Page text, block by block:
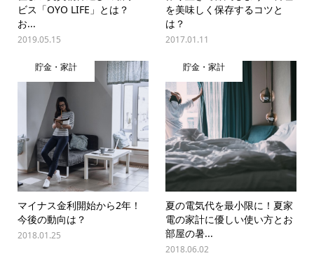
ビス「OYO LIFE」とは？
お...
2019.05.15
を美味しく保存するコツと
は？
2017.01.11
貯金・家計
マイナス金利開始から2年！
今後の動向は？
2018.01.25
貯金・家計
夏の電気代を最小限に！夏家
電の家計に優しい使い方とお
部屋の暑...
2018.06.02